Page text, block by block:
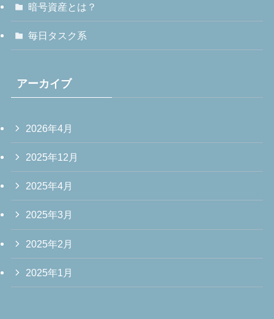
暗号資産とは？
毎日タスク系
アーカイブ
2026年4月
2025年12月
2025年4月
2025年3月
2025年2月
2025年1月